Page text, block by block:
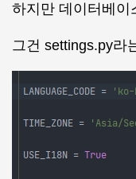
하지만 데이터베이
그건 settings.py라